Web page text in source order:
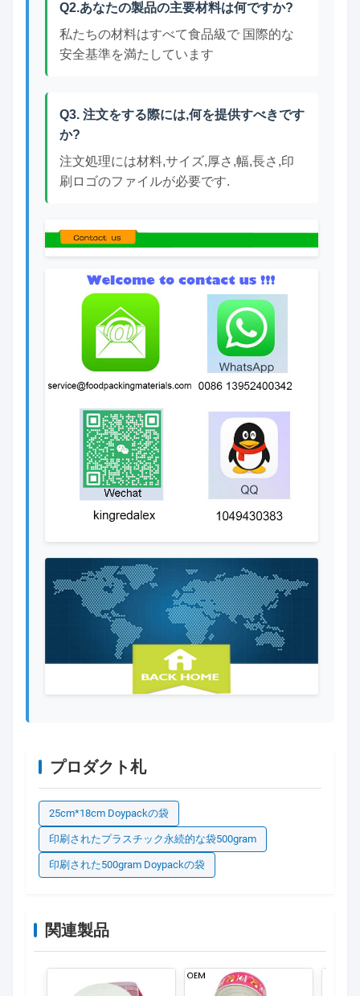
Q2.あなたの製品の主要材料は何ですか?
私たちの材料はすべて食品級で 国際的な
安全基準を満たしています
Q3. 注文をする際には,何を提供すべきです
か?
注文処理には材料,サイズ,厚さ,幅,長さ,印
刷ロゴのファイルが必要です.
プロダクト札
25cm*18cm Doypackの袋
印刷されたプラスチック永続的な袋500gram
印刷された500gram Doypackの袋
関連製品